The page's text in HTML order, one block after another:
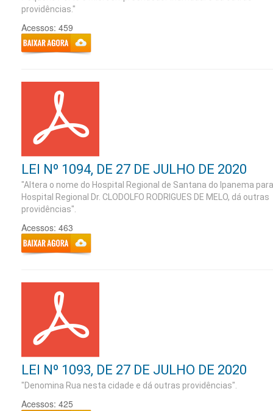
providências."
Acessos: 459
LEI Nº 1094, DE 27 DE JULHO DE 2020
"Altera o nome do Hospital Regional de Santana do Ipanema para
Hospital Regional Dr. CLODOLFO RODRIGUES DE MELO, dá outras
providências".
Acessos: 463
LEI Nº 1093, DE 27 DE JULHO DE 2020
"Denomina Rua nesta cidade e dá outras providências".
Acessos: 425